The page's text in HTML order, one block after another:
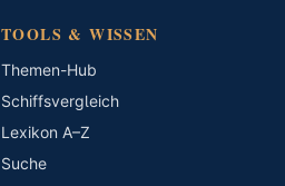
TOOLS & WISSEN
Themen-Hub
Schiffsvergleich
Lexikon A–Z
Suche